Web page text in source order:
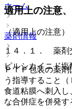
ホーム
薬剤情報
ピルシカイニド
適用上の注意
（適用上の注意）
１４．１． 薬剤
ＰＴＰ包装の薬
う指導すること
食道粘膜へ刺入
な合併症を併発す